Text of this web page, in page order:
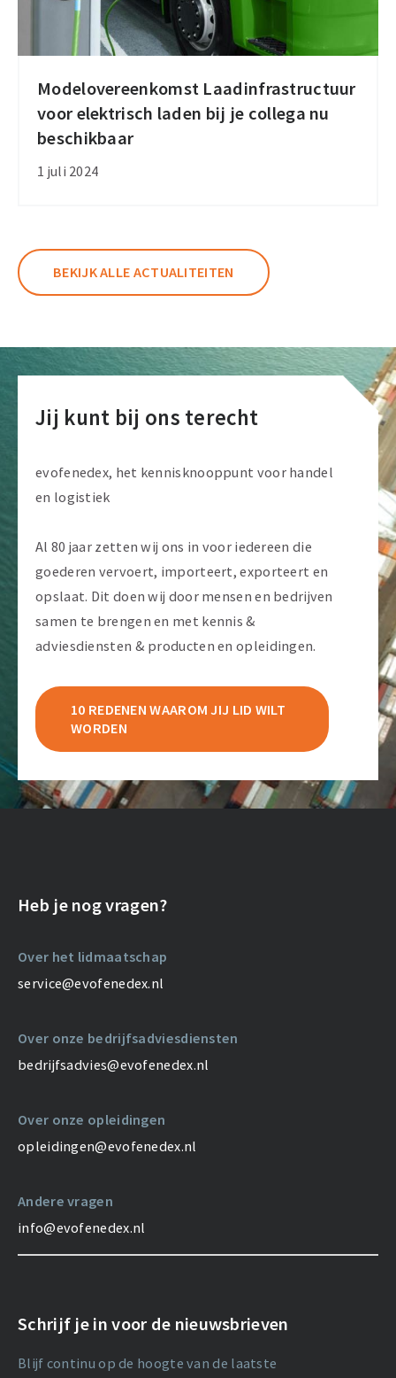
Modelovereenkomst Laadinfrastructuur
voor elektrisch laden bij je collega nu
beschikbaar
1 juli 2024
Modelovereenkomst
Laadinfrastructuur
voor
elektrisch
BEKIJK ALLE ACTUALITEITEN
Jij kunt bij ons terecht
evofenedex, het kennisknooppunt voor handel
en logistiek
Al 80 jaar zetten wij ons in voor iedereen die
goederen vervoert, importeert, exporteert en
opslaat. Dit doen wij door mensen en bedrijven
samen te brengen en met kennis &
adviesdiensten & producten en opleidingen.
10 REDENEN WAAROM JIJ LID WILT
WORDEN
Heb je nog vragen?
Over het lidmaatschap
service@evofenedex.nl
Over onze bedrijfsadviesdiensten
bedrijfsadvies@evofenedex.nl
Over onze opleidingen
opleidingen@evofenedex.nl
Andere vragen
info@evofenedex.nl
Schrijf je in voor de nieuwsbrieven
Blijf continu op de hoogte van de laatste